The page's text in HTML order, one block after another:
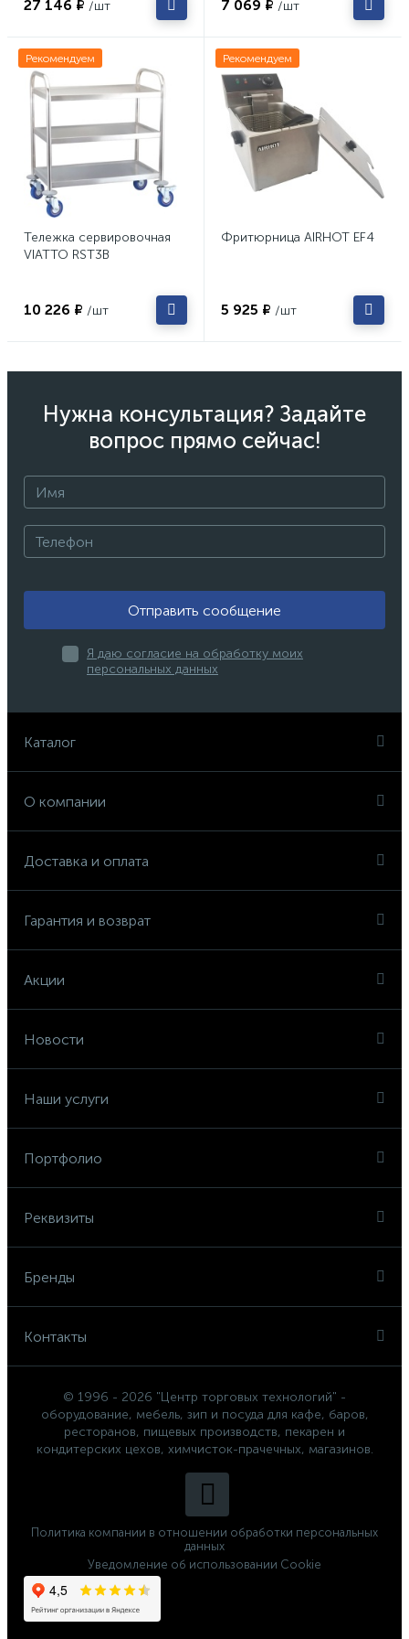
27 146 ₽ /шт 7 069 ₽ /шт
Рекомендуем
Тележка сервировочная
VIATTO RST3B
10 226 ₽ /шт
Рекомендуем
Фритюрница AIRHOT EF4
5 925 ₽ /шт
Нужна консультация? Задайте
вопрос прямо сейчас!
Отправить сообщение
Я даю согласие на обработку моих
персональных данных
Каталог
О компании
Доставка и оплата
Гарантия и возврат
Акции
Новости
Наши услуги
Портфолио
Реквизиты
Бренды
Контакты
© 1996 - 2026 "Центр торговых технологий" -
оборудование, мебель, зип и посуда для кафе, баров,
ресторанов, пищевых производств, пекарен и
кондитерских цехов, химчисток-прачечных, магазинов.
Политика компании в отношении обработки персональных
данных
Уведомление об использовании Cookie